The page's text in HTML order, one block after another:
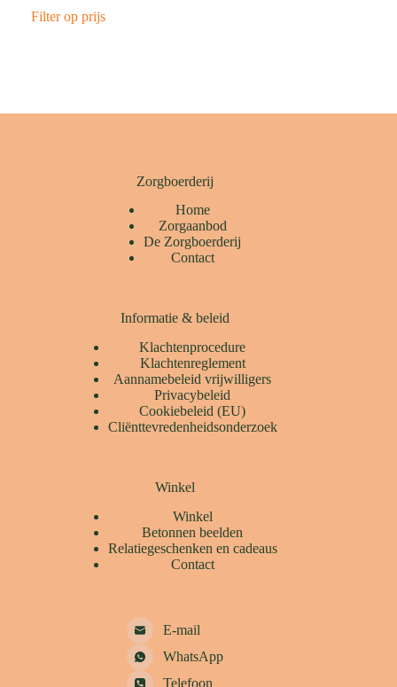
Filter op prijs
Zorgboerderij
Home
Zorgaanbod
De Zorgboerderij
Contact
Informatie & beleid
Klachtenprocedure
Klachtenreglement
Aannamebeleid vrijwilligers
Privacybeleid
Cookiebeleid (EU)
Cliënttevredenheidsonderzoek
Winkel
Winkel
Betonnen beelden
Relatiegeschenken en cadeaus
Contact
E-mail
WhatsApp
Telefoon